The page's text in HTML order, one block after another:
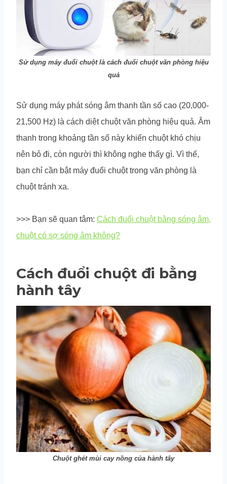
Sử dụng máy đuổi chuột là cách đuổi chuột văn phòng hiệu
quả
Sử dụng máy phát sóng âm thanh tần số cao (20,000-
21,500 Hz) là cách diệt chuột văn phòng hiệu quả. Âm
thanh trong khoảng tần số này khiến chuột khó chịu
nên bỏ đi, còn người thì không nghe thấy gì. Vì thế,
bạn chỉ cần bật máy đuổi chuột trong văn phòng là
chuột tránh xa.
>>> Bạn sẽ quan tâm: Cách đuổi chuột bằng sóng âm,
chuột có sợ sóng âm không?
Cách đuổi chuột đi bằng
hành tây
Chuột ghét mùi cay nồng của hành tây